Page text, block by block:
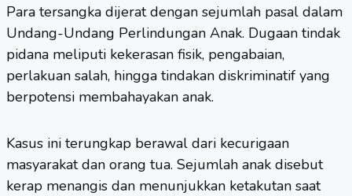
Para tersangka dijerat dengan sejumlah pasal dalam
Undang-Undang Perlindungan Anak. Dugaan tindak
pidana meliputi kekerasan fisik, pengabaian,
perlakuan salah, hingga tindakan diskriminatif yang
berpotensi membahayakan anak.
Kasus ini terungkap berawal dari kecurigaan
masyarakat dan orang tua. Sejumlah anak disebut
kerap menangis dan menunjukkan ketakutan saat